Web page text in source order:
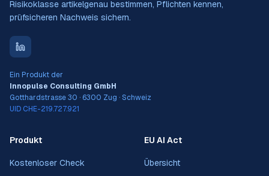
Risikoklasse artikelgenau bestimmen, Pflichten kennen,
prüfsicheren Nachweis sichern.
Ein Produkt der
Innopulse Consulting GmbH
Gotthardstrasse 30 · 6300 Zug · Schweiz
UID CHE-219.727.921
Produkt
Kostenloser Check
EU AI Act
Übersicht